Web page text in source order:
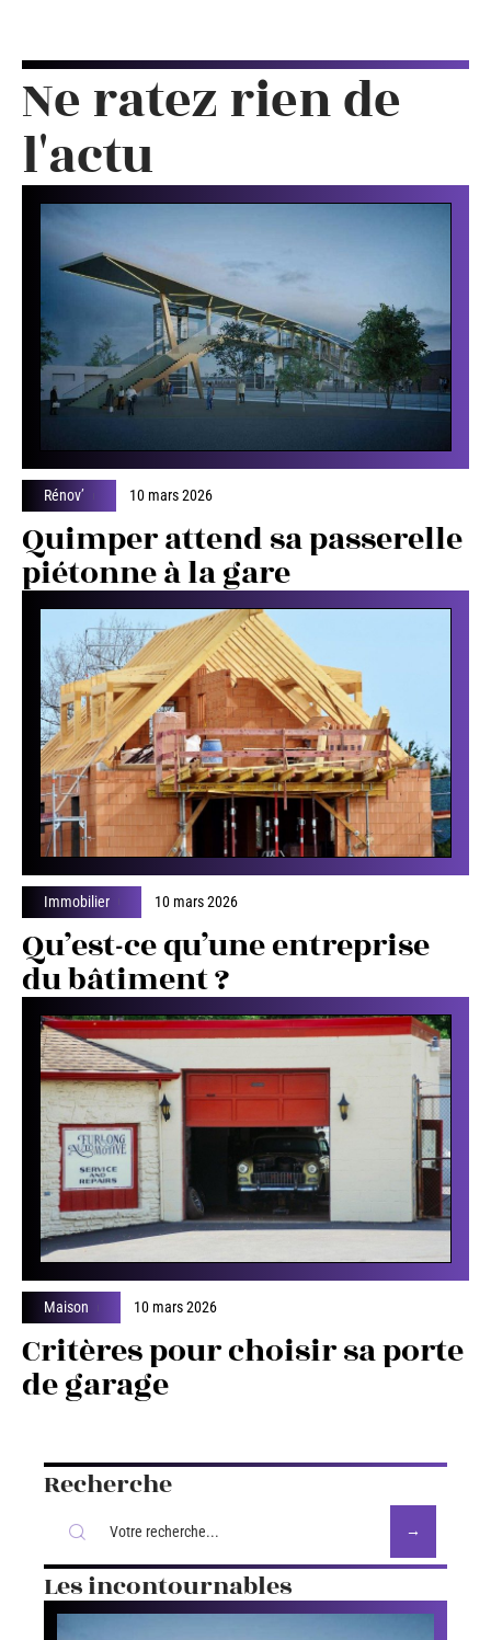
Ne ratez rien de
l'actu
Rénov’ 10 mars 2026
Quimper attend sa passerelle
piétonne à la gare
Immobilier 10 mars 2026
Qu’est-ce qu’une entreprise
du bâtiment ?
Maison 10 mars 2026
Critères pour choisir sa porte
de garage
Recherche
Les incontournables